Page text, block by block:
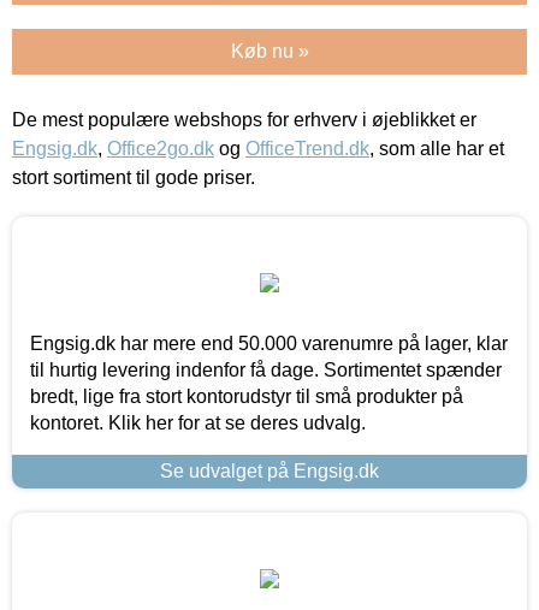
Køb nu »
De mest populære webshops for erhverv i øjeblikket er
Engsig.dk, Office2go.dk og OfficeTrend.dk, som alle har et
stort sortiment til gode priser.
Engsig.dk har mere end 50.000 varenumre på lager, klar
til hurtig levering indenfor få dage. Sortimentet spænder
bredt, lige fra stort kontorudstyr til små produkter på
kontoret. Klik her for at se deres udvalg.
Se udvalget på Engsig.dk